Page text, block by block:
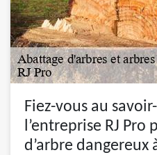
Fiez-vous au
l’entreprise RJ Pro
d’arbre dangereux